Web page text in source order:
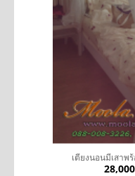
เตียงนอนมีเสา